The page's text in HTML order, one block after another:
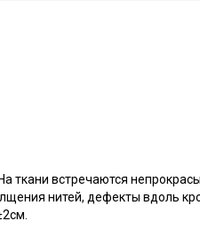
ткани встречаются
нитей, дефекты вдоль